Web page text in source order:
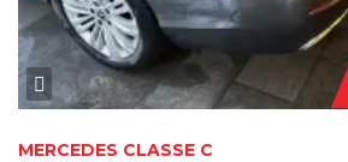
MERCEDES CLASSE C